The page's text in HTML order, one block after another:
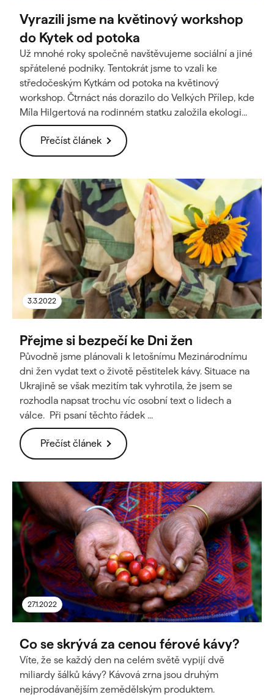
Vyrazili jsme na květinový workshop
do Kytek od potoka
Už mnohé roky společně navštěvujeme sociální a jiné
spřátelené podniky. Tentokrát jsme to vzali ke
středočeským Kytkám od potoka na květinový
workshop. Čtrnáct nás dorazilo do Velkých Přílep, kde
Míla Hilgertová na rodinném statku založila ekologi...
Přečíst článek
3.3.2022
Přejme si bezpečí ke Dni žen
Původně jsme plánovali k letošnímu Mezinárodnímu
dni žen vydat text o životě pěstitelek kávy. Situace na
Ukrajině se však mezitím tak vyhrotila, že jsem se
rozhodla napsat trochu víc osobní text o lidech a
válce. Při psaní těchto řádek ...
Přečíst článek
27.1.2022
Co se skrývá za cenou férové kávy?
Víte, že se každý den na celém světě vypijí dvě
miliardy šálků kávy? Kávová zrna jsou druhým
nejprodávanějším zemědělským produktem.